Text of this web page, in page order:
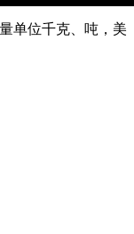
单位千克、吨，美